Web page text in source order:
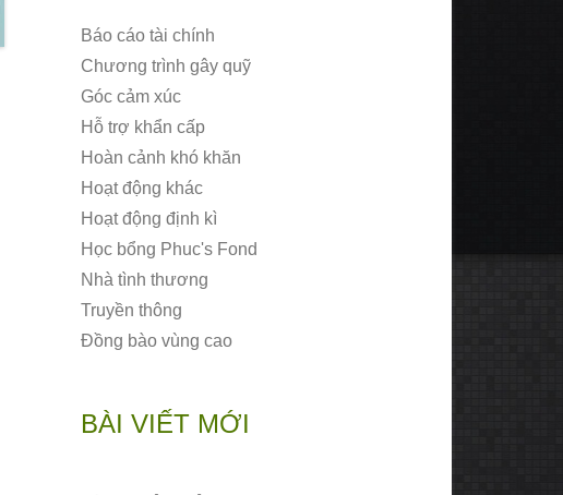
Báo cáo tài chính
Chương trình gây quỹ
Góc cảm xúc
Hỗ trợ khẩn cấp
Hoàn cảnh khó khăn
Hoạt động khác
Hoạt động định kì
Học bổng Phuc's Fond
Nhà tình thương
Truyền thông
Đồng bào vùng cao
BÀI VIẾT MỚI